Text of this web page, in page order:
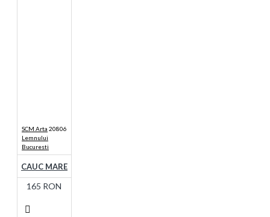
SCM Arta
Lemnului
Bucuresti
20806
CAUC MARE
165 RON